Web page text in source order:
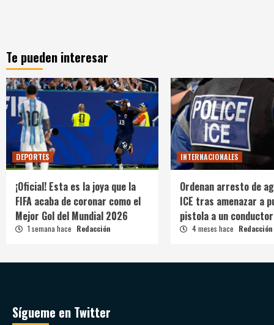
Te pueden interesar
DEPORTES
¡Oficial! Esta es la joya que la
FIFA acaba de coronar como el
Mejor Gol del Mundial 2026
1 semana hace Redacción
INTERNACIONALES
Ordenan arresto de
ICE tras amenazar a
pistola a un conductor
4 meses hace Redacción
Sígueme en Twitter